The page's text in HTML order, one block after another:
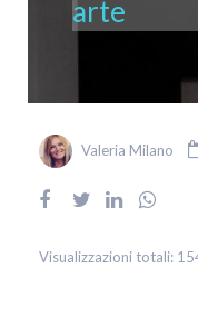
arte
Valeria Milano
Visualizzazioni totali: